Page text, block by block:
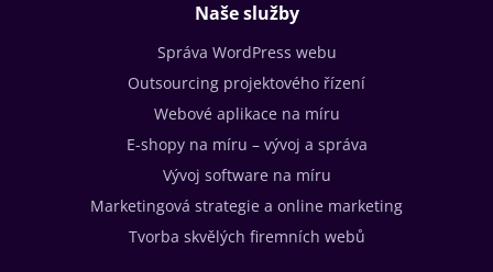
Naše služby
Správa WordPress webu
Outsourcing projektového řízení
Webové aplikace na míru
E-shopy na míru – vývoj a správa
Vývoj software na míru
Marketingová strategie a online marketing
Tvorba skvělých firemních webů